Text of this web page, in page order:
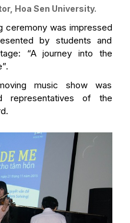
Hoa Sen University.
ceremony was impressed
by students and
“A journey into the
music show was
representatives of the